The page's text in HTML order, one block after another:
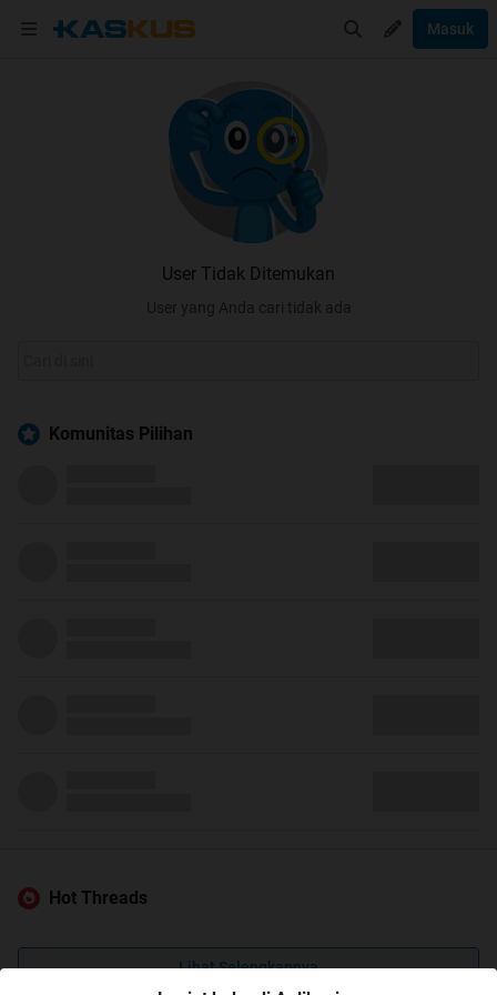
Masuk
User Tidak Ditemukan
User yang Anda cari tidak ada
Komunitas Pilihan
Hot Threads
Lihat Selengkapnya